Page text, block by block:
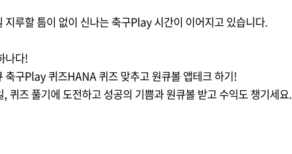
지루할 틈이 없이 신나는 축구Play 시간이 이어지고 있습니다.
나다!
축구Play 퀴즈HANA 퀴즈 맞추고 원큐볼 앱테크 하기!
퀴즈 풀기에 도전하고 성공의 기쁨과 원큐볼 받고 수익도 챙기세요.